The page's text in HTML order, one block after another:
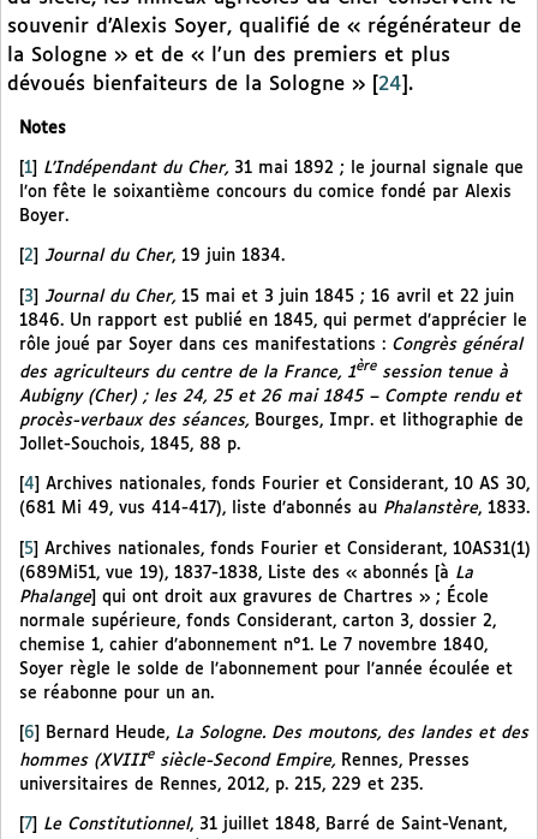
souvenir d’Alexis Soyer, qualifié de « régénérateur de
la Sologne » et de « l’un des premiers et plus
dévoués bienfaiteurs de la Sologne »
24 .
Notes
[1] L’Indépendant du Cher, 31 mai 1892 ; le journal signale que
l’on fête le soixantième concours du comice fondé par Alexis
Boyer.
2 Journal du Cher, 19 juin 1834.
3 Journal du Cher, 15 mai et 3 juin 1845 ; 16 avril et 22 juin
1846. Un rapport est publié en 1845, qui permet d’apprécier le
rôle joué par Soyer dans ces manifestations : Congrès général
des agriculteurs du centre de la France, 1èresession tenue à
Aubigny (Cher) ; les 24, 25 et 26 mai 1845 – Compte rendu et
procès-verbaux des séances, Bourges, Impr. et lithographie de
Jollet-Souchois, 1845, 88 p.
4
Archives nationales, fonds Fourier et Considerant, 10 AS 30,
(681 Mi 49, vus 414-417), liste d’abonnés au Phalanstère, 1833.
[5] Archives nationales, fonds Fourier et Considerant, 10AS31(1)
(689Mi51, vue 19), 1837-1838, Liste des « abonnés [à La
Phalange] qui ont droit aux gravures de Chartres » ; École
normale supérieure, fonds Considerant, carton 3, dossier 2,
chemise 1, cahier d’abonnement n°1. Le 7 novembre 1840,
Soyer règle le solde de l’abonnement pour l’année écoulée et
se réabonne pour un an.
6 Bernard Heude, La Sologne. Des moutons, des landes et des
hommes (XVIIIesiècle-Second Empire, Rennes, Presses
universitaires de Rennes, 2012, p. 215, 229 et 235.
7 Le Constitutionnel, 31 juillet 1848, Barré de Saint-Venant,